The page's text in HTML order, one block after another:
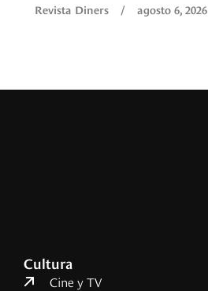
Revista Diners / agosto 6, 2026
Cultura
Cine y TV